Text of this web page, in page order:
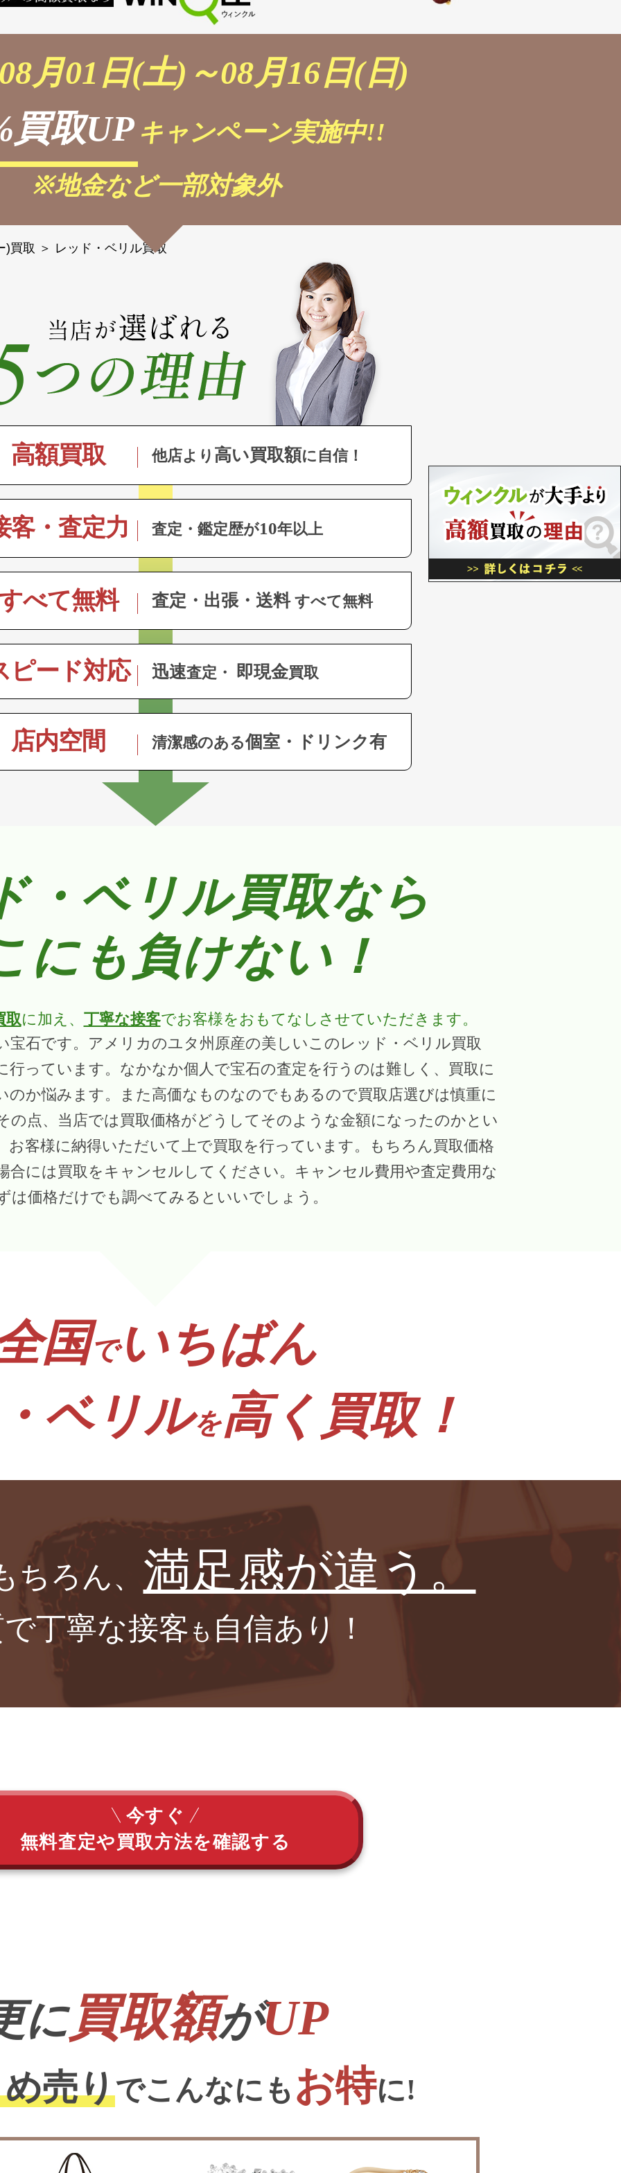
月01日(土)～08月16日(日)
買取UP キャンペーン実施中!!
※地金など一部対象外
)買取 ＞ レッド・ベリル買取
高額買取 他店より 高い買取額に自信！
客・査定力 査定・鑑定歴が10年以上
べて無料 査定・出張・送料 すべて無料
ピード対応 迅速査定・ 即現金買取
店内空間 清潔感のある個室・ ドリンク有
・ベリル買取なら
にも負けない！
取に加え、 丁寧な接客でお客様をおもてなしさせていただきます。
宝石です。アメリカのユタ州原産の美しいこのレッド・ベリル買取
行っています。なかなか個人で宝石の査定を行うのは難しく、買取に
のか悩みます。また高価なものなのでもあるので買取店選びは慎重に
の点、当店では買取価格がどうしてそのような金額になったのかとい
お客様に納得いただいて上で買取を行っています。もちろん買取価格
合には買取をキャンセルしてください。キャンセル費用や査定費用な
価格だけでも調べてみるといいでしょう。
国でいちばん
ベリルを高く買取！
ちろん、 満足感が違う。
丁寧な接客 も 自信あり！
今すぐ
無料査定や買取方法を確認する
に買取額がUP
売りでこんなにも お特に!